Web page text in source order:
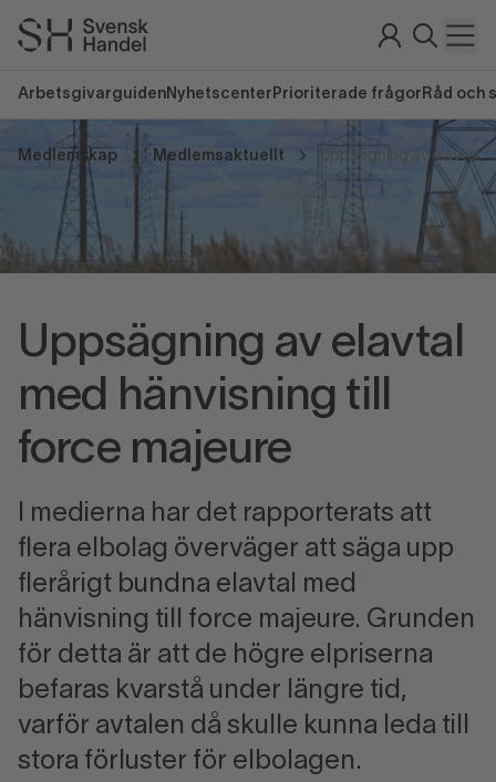
Arbetsgivarguiden Nyhetscenter Prioriterade frågor Råd och
Medlemskap Medlemsaktuellt
Uppsägning av elavtal
med hänvisning till
force majeure
I medierna har det rapporterats att
flera elbolag överväger att säga upp
flerårigt bundna elavtal med
hänvisning till force majeure. Grunden
för detta är att de högre elpriserna
befaras kvarstå under längre tid,
varför avtalen då skulle kunna leda till
stora förluster för elbolagen.